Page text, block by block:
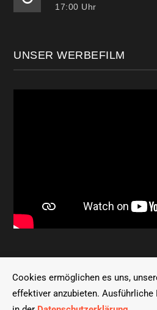
17:00 Uhr
UNSER WERBEFILM
© 2021 UCEX |WEB DESIGN
EMRE ER
Cookies ermöglichen es uns,
effektiver anzubieten.